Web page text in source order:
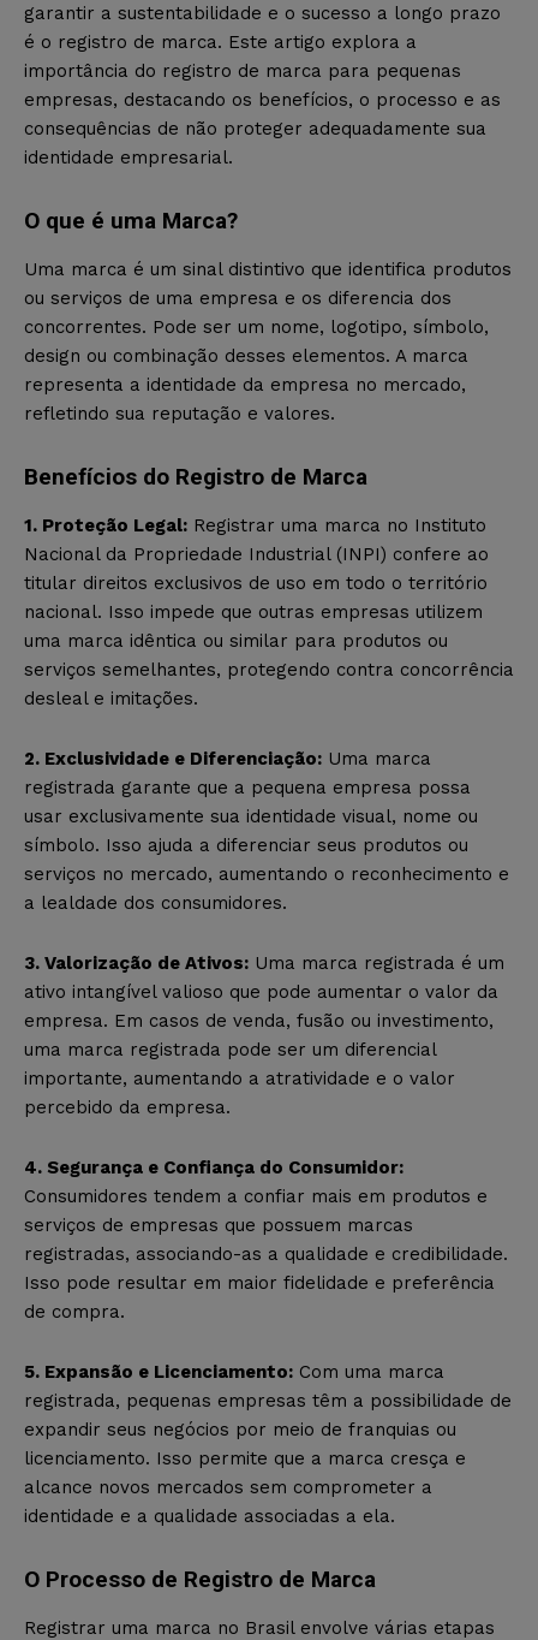
garantir a sustentabilidade e o sucesso a longo prazo
é o registro de marca. Este artigo explora a
importância do registro de marca para pequenas
empresas, destacando os benefícios, o processo e as
consequências de não proteger adequadamente sua
identidade empresarial.
O que é uma Marca?
Uma marca é um sinal distintivo que identifica produtos
ou serviços de uma empresa e os diferencia dos
concorrentes. Pode ser um nome, logotipo, símbolo,
design ou combinação desses elementos. A marca
representa a identidade da empresa no mercado,
refletindo sua reputação e valores.
Benefícios do Registro de Marca
1. Proteção Legal: Registrar uma marca no Instituto
Nacional da Propriedade Industrial (INPI) confere ao
titular direitos exclusivos de uso em todo o território
nacional. Isso impede que outras empresas utilizem
uma marca idêntica ou similar para produtos ou
serviços semelhantes, protegendo contra concorrência
desleal e imitações.
2. Exclusividade e Diferenciação: Uma marca
registrada garante que a pequena empresa possa
usar exclusivamente sua identidade visual, nome ou
símbolo. Isso ajuda a diferenciar seus produtos ou
serviços no mercado, aumentando o reconhecimento e
a lealdade dos consumidores.
3. Valorização de Ativos: Uma marca registrada é um
ativo intangível valioso que pode aumentar o valor da
empresa. Em casos de venda, fusão ou investimento,
uma marca registrada pode ser um diferencial
importante, aumentando a atratividade e o valor
percebido da empresa.
4. Segurança e Confiança do Consumidor:
Consumidores tendem a confiar mais em produtos e
serviços de empresas que possuem marcas
registradas, associando-as a qualidade e credibilidade.
Isso pode resultar em maior fidelidade e preferência
de compra.
5. Expansão e Licenciamento: Com uma marca
registrada, pequenas empresas têm a possibilidade de
expandir seus negócios por meio de franquias ou
licenciamento. Isso permite que a marca cresça e
alcance novos mercados sem comprometer a
identidade e a qualidade associadas a ela.
O Processo de Registro de Marca
Registrar uma marca no Brasil envolve várias etapas